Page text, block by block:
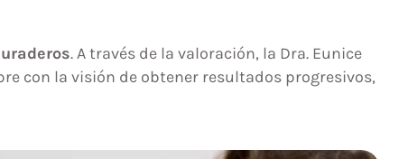
. A través de la valoración, la Dra. Eunice
con la visión de obtener resultados progresivos,